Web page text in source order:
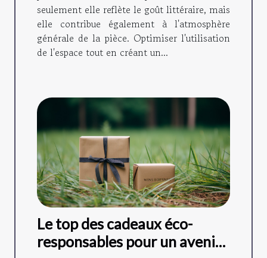
seulement elle reflète le goût littéraire, mais
elle contribue également à l'atmosphère
générale de la pièce. Optimiser l'utilisation
de l'espace tout en créant un...
Le top des cadeaux éco-
responsables pour un avenir